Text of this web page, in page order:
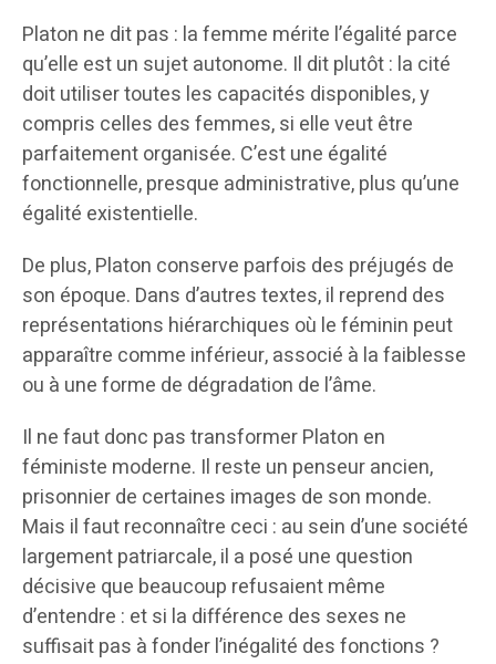
Platon ne dit pas : la femme mérite l’égalité parce
qu’elle est un sujet autonome. Il dit plutôt : la cité
doit utiliser toutes les capacités disponibles, y
compris celles des femmes, si elle veut être
parfaitement organisée. C’est une égalité
fonctionnelle, presque administrative, plus qu’une
égalité existentielle.
De plus, Platon conserve parfois des préjugés de
son époque. Dans d’autres textes, il reprend des
représentations hiérarchiques où le féminin peut
apparaître comme inférieur, associé à la faiblesse
ou à une forme de dégradation de l’âme.
Il ne faut donc pas transformer Platon en
féministe moderne. Il reste un penseur ancien,
prisonnier de certaines images de son monde.
Mais il faut reconnaître ceci : au sein d’une société
largement patriarcale, il a posé une question
décisive que beaucoup refusaient même
d’entendre : et si la différence des sexes ne
suffisait pas à fonder l’inégalité des fonctions ?